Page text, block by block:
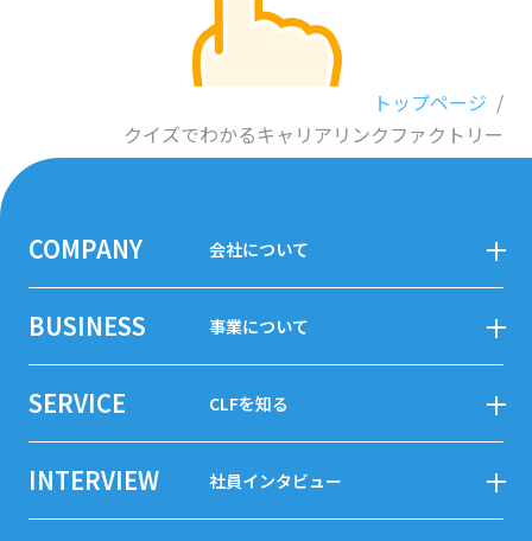
トップページ /
クイズでわかるキャリアリンクファクトリー
COMPANY 会社について
社長インタビュー
企業理念
会社概要
業績
BUSINESS 事業について
事業紹介
SERVICE CLFを知る
クイズでわかるCLF
福利厚生・社内制度
組織の紹介
INTERVIEW 社員インタビュー
社員インタビュー一覧